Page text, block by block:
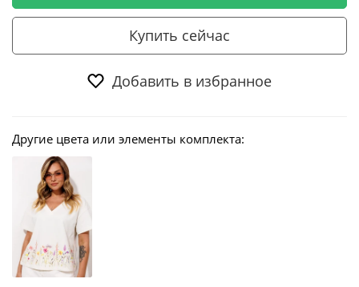
Купить сейчас
Добавить в избранное
Другие цвета или элементы комплекта: